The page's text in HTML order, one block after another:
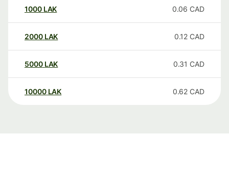
1000 LAK 0.06 CAD
2000 LAK 0.12 CAD
5000 LAK 0.31 CAD
10000 LAK 0.62 CAD